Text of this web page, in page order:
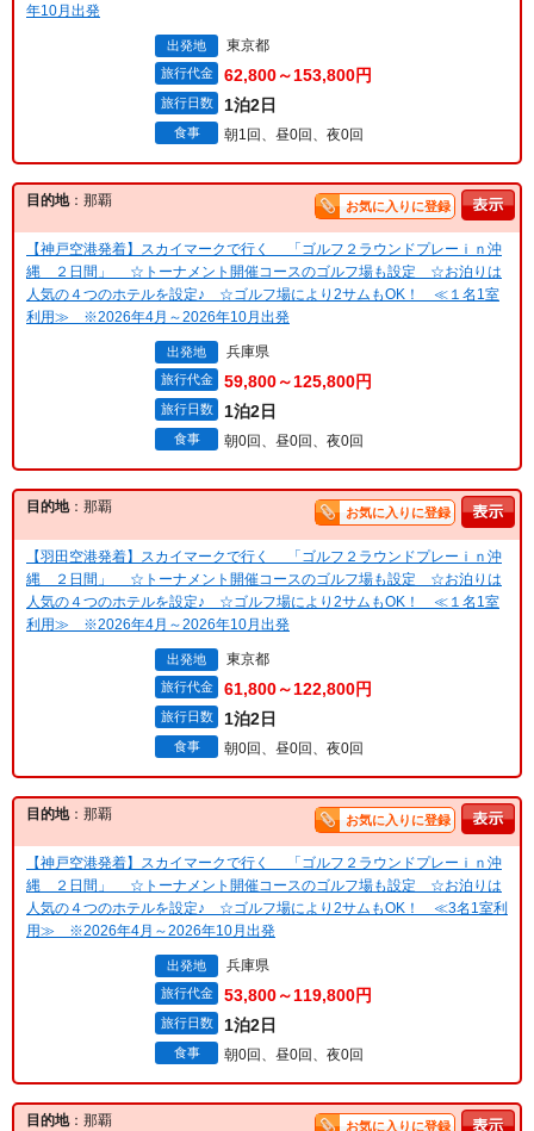
年10月出発
出発地 東京都
旅行代金 62,800～153,800円
旅行日数 1泊2日
食事 朝1回、昼0回、夜0回
目的地：那覇 お気に入りに登録
【神戸空港発着】スカイマークで行く 「ゴルフ２ラウンドプレーｉｎ沖
縄 ２日間」 ☆トーナメント開催コースのゴルフ場も設定 ☆お泊りは
人気の４つのホテルを設定♪ ☆ゴルフ場により2サムもOK！ ≪１名1室
利用≫ ※2026年4月～2026年10月出発
出発地 兵庫県
旅行代金 59,800～125,800円
旅行日数 1泊2日
食事 朝0回、昼0回、夜0回
目的地：那覇 お気に入りに登録
【羽田空港発着】スカイマークで行く 「ゴルフ２ラウンドプレーｉｎ沖
縄 ２日間」 ☆トーナメント開催コースのゴルフ場も設定 ☆お泊りは
人気の４つのホテルを設定♪ ☆ゴルフ場により2サムもOK！ ≪１名1室
利用≫ ※2026年4月～2026年10月出発
出発地 東京都
旅行代金 61,800～122,800円
旅行日数 1泊2日
食事 朝0回、昼0回、夜0回
目的地：那覇 お気に入りに登録
【神戸空港発着】スカイマークで行く 「ゴルフ２ラウンドプレーｉｎ沖
縄 ２日間」 ☆トーナメント開催コースのゴルフ場も設定 ☆お泊りは
人気の４つのホテルを設定♪ ☆ゴルフ場により2サムもOK！ ≪3名1室利
用≫ ※2026年4月～2026年10月出発
出発地 兵庫県
旅行代金 53,800～119,800円
旅行日数 1泊2日
食事 朝0回、昼0回、夜0回
目的地：那覇 お気に入りに登録